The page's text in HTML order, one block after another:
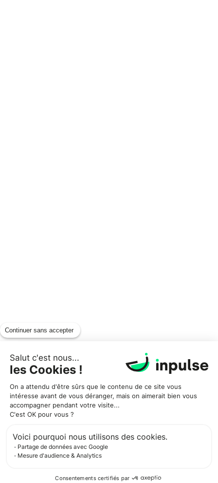
Continuer sans accepter
Salut c'est nous...
les Cookies !
On a attendu d'être sûrs que le contenu de ce site vous
intéresse avant de vous déranger, mais on aimerait bien vous
accompagner pendant votre visite...
C'est OK pour vous ?
Voici pourquoi nous utilisons des cookies.
Partage de données avec Google
Mesure d'audience & Analytics
Consentements certifiés par